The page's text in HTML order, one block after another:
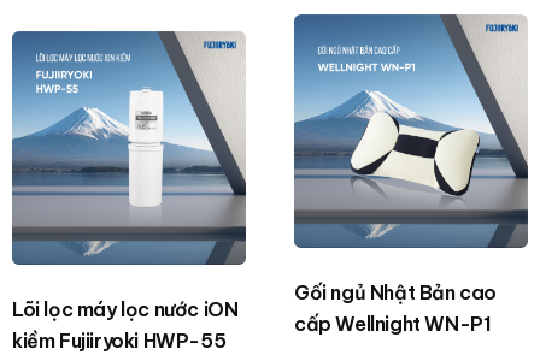
Gối ngủ Nhật Bản cao
cấp Wellnight WN-P1
Lõi lọc máy lọc nước iON
kiềm Fujiiryoki HWP-55